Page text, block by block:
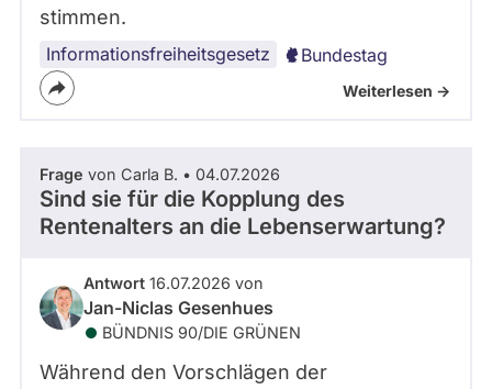
stimmen.
Informationsfreiheitsgesetz Bundestag
Weiterlesen ->
Frage von Carla B. • 04.07.2026
Sind sie für die Kopplung des
Rentenalters an die Lebenserwartung?
Antwort 16.07.2026 von
Jan-Niclas Gesenhues
BÜNDNIS 90/­DIE GRÜNEN
Während den Vorschlägen der